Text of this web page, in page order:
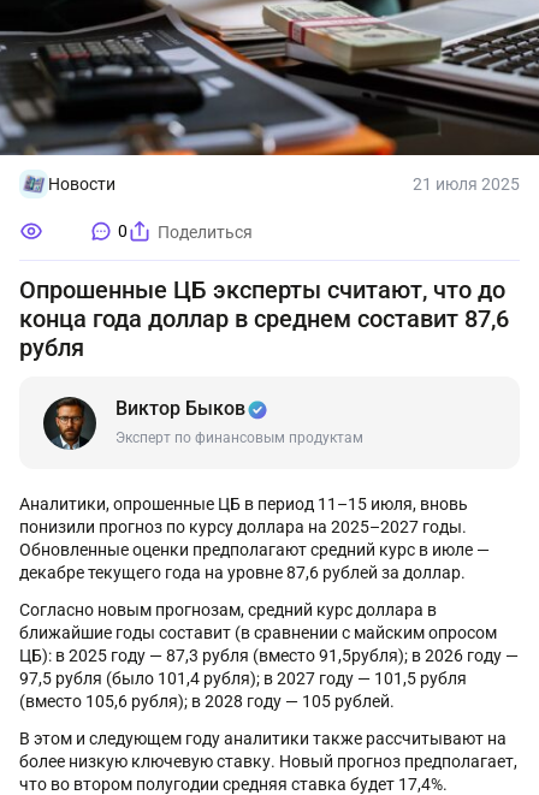
Новости 21 июля 2025
0 Поделиться
Опрошенные ЦБ эксперты считают, что до
конца года доллар в среднем составит 87,6
рубля
Виктор Быков
Эксперт по финансовым продуктам
Аналитики, опрошенные ЦБ в период 11–15 июля, вновь
понизили прогноз по курсу доллара на 2025–2027 годы.
Обновленные оценки предполагают средний курс в июле —
декабре текущего года на уровне 87,6 рублей за доллар.
Согласно новым прогнозам, средний курс доллара в
ближайшие годы составит (в сравнении с майским опросом
ЦБ): в 2025 году — 87,3 рубля (вместо 91,5рубля); в 2026 году —
97,5 рубля (было 101,4 рубля); в 2027 году — 101,5 рубля
(вместо 105,6 рубля); в 2028 году — 105 рублей.
В этом и следующем году аналитики также рассчитывают на
более низкую ключевую ставку. Новый прогноз предполагает,
что во втором полугодии средняя ставка будет 17,4%.